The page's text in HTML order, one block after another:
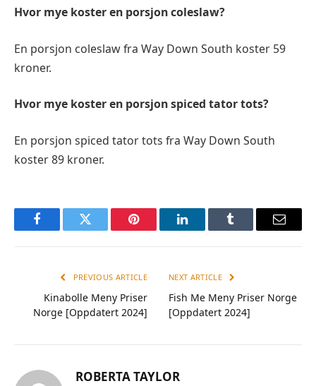
Hvor mye koster en porsjon coleslaw?
En porsjon coleslaw fra Way Down South koster 59
kroner.
Hvor mye koster en porsjon spiced tator tots?
En porsjon spiced tator tots fra Way Down South
koster 89 kroner.
FacebookTwitter Pinterest LinkedInTumblr Email
PREVIOUS ARTICLE
Kinabolle Meny Priser
Norge [Oppdatert 2024]
NEXT ARTICLE
Fish Me Meny Priser Norge
[Oppdatert 2024]
ROBERTA TAYLOR